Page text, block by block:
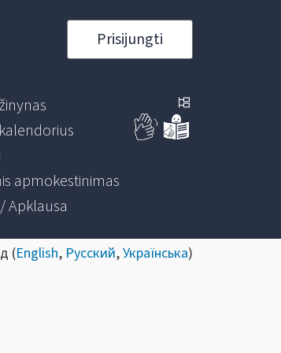
Prisijungti
apmokestinimas
Apklausa
(English, Русский,Українська)